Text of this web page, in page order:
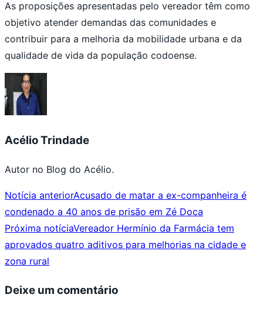
As proposições apresentadas pelo vereador têm como
objetivo atender demandas das comunidades e
contribuir para a melhoria da mobilidade urbana e da
qualidade de vida da população codoense.
Acélio Trindade
Autor no Blog do Acélio.
Notícia anteriorAcusado de matar a ex-companheira é
condenado a 40 anos de prisão em Zé Doca
Próxima notíciaVereador Hermínio da Farmácia tem
aprovados quatro aditivos para melhorias na cidade e
zona rural
Deixe um comentário